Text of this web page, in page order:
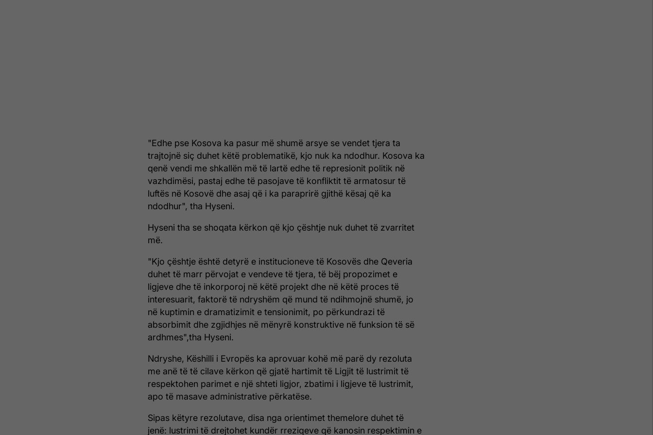
"Edhe pse Kosova ka pasur më shumë arsye se vendet tjera ta
trajtojnë siç duhet këtë problematikë, kjo nuk ka ndodhur. Kosova ka
qenë vendi me shkallën më të lartë edhe të represionit politik në
vazhdimësi, pastaj edhe të pasojave të konfliktit të armatosur të
luftës në Kosovë dhe asaj që i ka paraprirë gjithë kësaj që ka
ndodhur", tha Hyseni.
Hyseni tha se shoqata kërkon që kjo çështje nuk duhet të zvarritet
më.
"Kjo çështje është detyrë e institucioneve të Kosovës dhe Qeveria
duhet të marr përvojat e vendeve të tjera, të bëj propozimet e
ligjeve dhe të inkorporoj në këtë projekt dhe në këtë proces të
interesuarit, faktorë të ndryshëm që mund të ndihmojnë shumë, jo
në kuptimin e dramatizimit e tensionimit, po përkundrazi të
absorbimit dhe zgjidhjes në mënyrë konstruktive në funksion të së
ardhmes",tha Hyseni.
Ndryshe, Këshilli i Evropës ka aprovuar kohë më parë dy rezoluta
me anë të të cilave kërkon që gjatë hartimit të Ligjit të lustrimit të
respektohen parimet e një shteti ligjor, zbatimi i ligjeve të lustrimit,
apo të masave administrative përkatëse.
Sipas këtyre rezolutave, disa nga orientimet themelore duhet të
jenë: lustrimi të drejtohet kundër rreziqeve që kanosin respektimin e